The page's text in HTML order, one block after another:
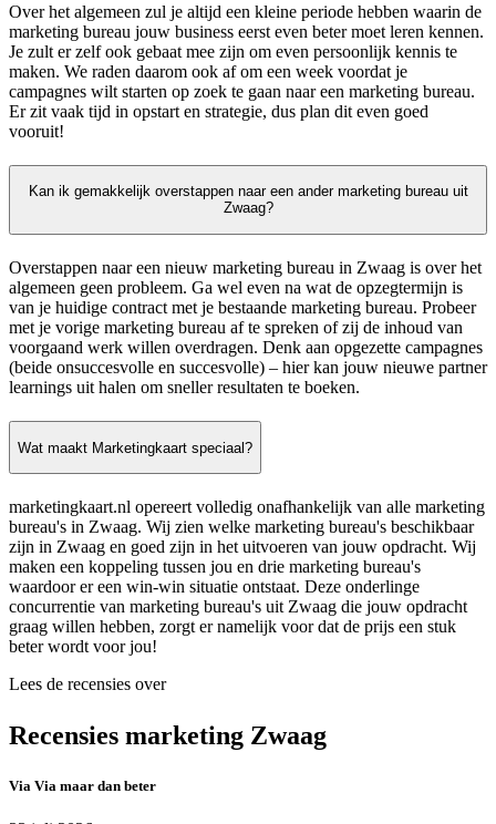
Over het algemeen zul je altijd een kleine periode hebben waarin de
marketing bureau jouw business eerst even beter moet leren kennen.
Je zult er zelf ook gebaat mee zijn om even persoonlijk kennis te
maken. We raden daarom ook af om een week voordat je
campagnes wilt starten op zoek te gaan naar een marketing bureau.
Er zit vaak tijd in opstart en strategie, dus plan dit even goed
vooruit!
Kan ik gemakkelijk overstappen naar een ander marketing bureau uit
Zwaag?
Overstappen naar een nieuw marketing bureau in Zwaag is over het
algemeen geen probleem. Ga wel even na wat de opzegtermijn is
van je huidige contract met je bestaande marketing bureau. Probeer
met je vorige marketing bureau af te spreken of zij de inhoud van
voorgaand werk willen overdragen. Denk aan opgezette campagnes
(beide onsuccesvolle en succesvolle) – hier kan jouw nieuwe partner
learnings uit halen om sneller resultaten te boeken.
Wat maakt Marketingkaart speciaal?
marketingkaart.nl opereert volledig onafhankelijk van alle marketing
bureau's in Zwaag. Wij zien welke marketing bureau's beschikbaar
zijn in Zwaag en goed zijn in het uitvoeren van jouw opdracht. Wij
maken een koppeling tussen jou en drie marketing bureau's
waardoor er een win-win situatie ontstaat. Deze onderlinge
concurrentie van marketing bureau's uit Zwaag die jouw opdracht
graag willen hebben, zorgt er namelijk voor dat de prijs een stuk
beter wordt voor jou!
Lees de recensies over
Recensies marketing Zwaag
Via Via maar dan beter